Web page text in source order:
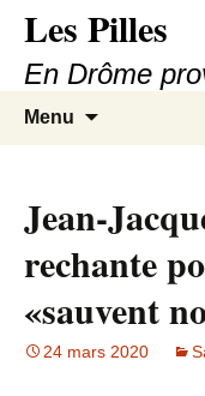
Les Pilles
En Drôme
Menu
Jean-
rechante
«sauvent
24 mars 2020